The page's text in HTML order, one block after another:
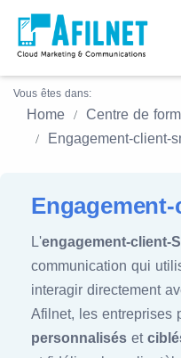
Vous êtes dans:
Home
Centre de
Engagement-client-
L'engagement-client-
communication qui
interagir directement
Afilnet, les entreprises
personnalisés et